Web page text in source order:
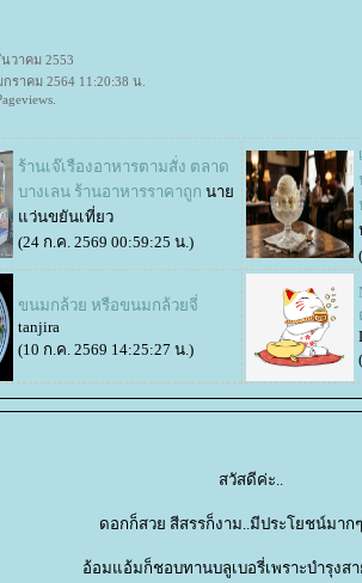
นวาคม 2553
กราคม 2564 11:20:38 น.
ร้านเจ๊เรืองอาหารตามสั่ง ตลาด
บางเลน ร้านอาหารราคาถูก นา
ว่นขยันเที่ยว
(24 ก.ค. 2569 00:59:25 น.)
ขนมกล้วย หรือขนมกล้วยจี่
tanjira
(10 ก.ค. 2569 14:25:27 น.)
สวัสดีค่ะ..
ดอกก็สวย สีสรรก็งาม..มีประโยชน์มาก
อ้อมแอ้มก็ชอบทานบลูเบอรี่เพราะบำรุงส